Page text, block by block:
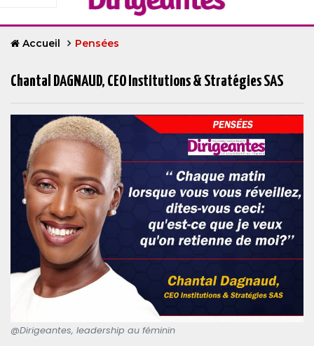
Accueil Pensées
Chantal DAGNAUD, CEO Institutions & Stratégies SAS
@Dirigeantes, leadership au féminin